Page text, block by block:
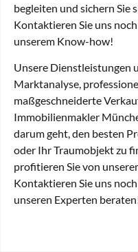
begleiten und sichern Sie
Kontaktieren Sie uns
unserem Know-how!
Unsere Dienstleistungen
Marktanalyse,
maßgeschneiderte
Immobilienmakler
darum geht, den besten
oder Ihr Traumobjekt zu
profitieren Sie von
Kontaktieren Sie uns
unseren Experten